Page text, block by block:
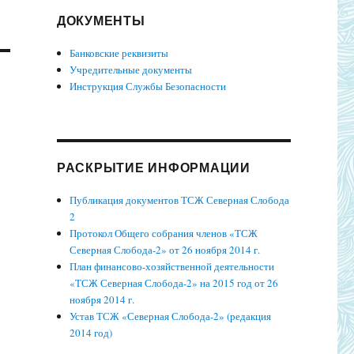
ДОКУМЕНТЫ
Банковские реквизиты
Учредительные документы
Инструкция Службы Безопасности
РАСКРЫТИЕ ИНФОРМАЦИИ
Публикация документов ТСЖ Северная Слобода
2
Протокол Общего собрания членов «ТСЖ
Северная Слобода-2» от 26 ноября 2014 г.
План финансово-хозяйственной деятельности
«ТСЖ Северная Слобода-2» на 2015 год от 26
ноября 2014 г.
Устав ТСЖ «Северная Слобода-2» (редакция
2014 год)